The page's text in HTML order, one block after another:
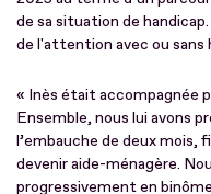
de sa situation de
de l'attention avec ou
« Inès était accompagnée
Ensemble, nous lui avons
l’embauche de deux mois,
devenir aide-ménagère.
progressivement en